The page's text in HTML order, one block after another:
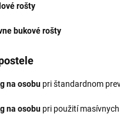
rošty
bukové rošty
na osobu pri štandardnom
na osobu pri použití